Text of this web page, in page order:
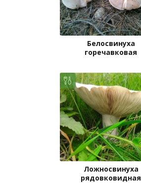
Белосвинуха
горечавковая
Ложносвинуха
рядовковидная